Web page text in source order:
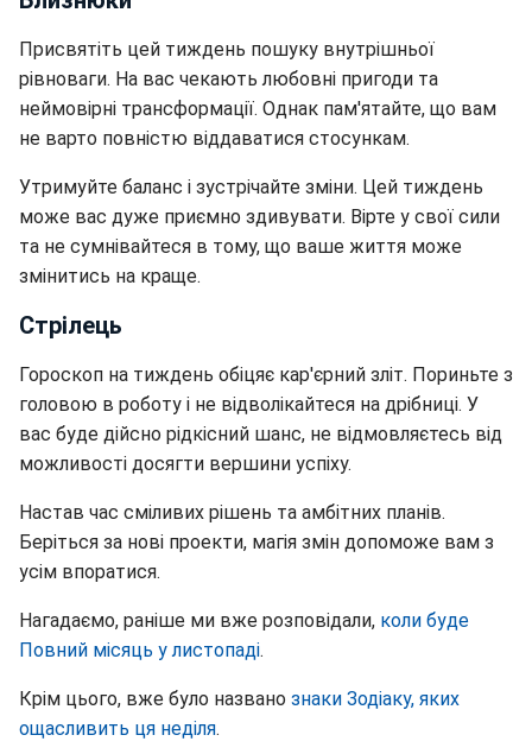
Присвятіть цей тиждень пошуку внутрішньої
рівноваги. На вас чекають любовні пригоди та
неймовірні трансформації. Однак пам'ятайте, що вам
не варто повністю віддаватися стосункам.
Утримуйте баланс і зустрічайте зміни. Цей тиждень
може вас дуже приємно здивувати. Вірте у свої сили
та не сумнівайтеся в тому, що ваше життя може
змінитись на краще.
Стрілець
Гороскоп на тиждень обіцяє кар'єрний зліт. Пориньте з
головою в роботу і не відволікайтеся на дрібниці. У
вас буде дійсно рідкісний шанс, не відмовляєтесь від
можливості досягти вершини успіху.
Настав час сміливих рішень та амбітних планів.
Беріться за нові проекти, магія змін допоможе вам з
усім впоратися.
Нагадаємо, раніше ми вже розповідали, коли буде
Повний місяць у листопаді.
Крім цього, вже було названо знаки Зодіаку, яких
ощасливить ця неділя.